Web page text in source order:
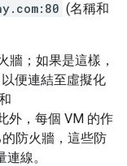
(名稱和
牆；如果是這樣，
便連結至虛擬化
外，每個 VM 的作
防火牆，這些防
線。